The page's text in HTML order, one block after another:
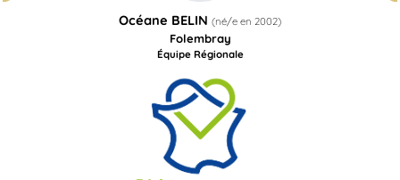
Océane BELIN (né/e en 2002)
Folembray
Équipe Régionale